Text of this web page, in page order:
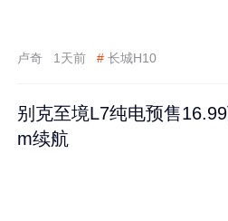
卢奇 1天前 # 长城H10
别克至境L7纯电预售
m续航